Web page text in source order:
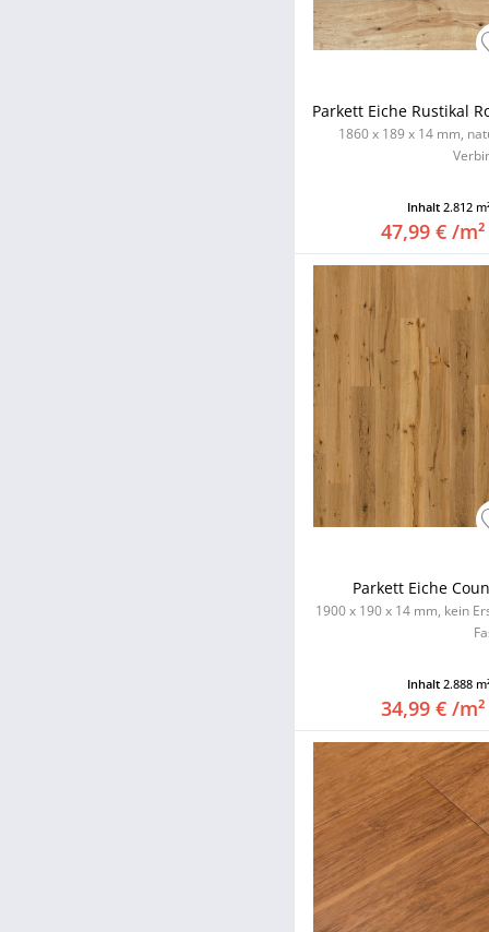
Parkett Eiche Rustikal
1860 x 189 x 14 mm,
Inhalt2.812
47,99 € /m²
Parkett Eiche
1900 x 190 x 14 mm, kein
Inhalt2.888
34,99 € /m²